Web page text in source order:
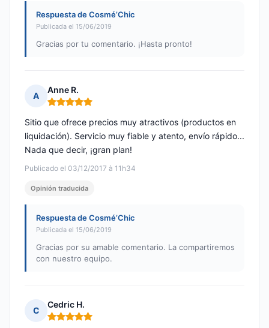
Respuesta de Cosmé’Chic
Publicada el 15/06/2019
Gracias por tu comentario. ¡Hasta pronto!
A
Anne R.
Nota: 5 de 5
Publicado el 03/12/2017 à 11h34
Sitio que ofrece precios muy atractivos (productos en
liquidación). Servicio muy fiable y atento, envío rápido...
Nada que decir, ¡gran plan!
Opinión traducida
Respuesta de Cosmé’Chic
Publicada el 15/06/2019
Gracias por su amable comentario. La compartiremos
con nuestro equipo.
C
Cedric H.
Nota: 5 de 5